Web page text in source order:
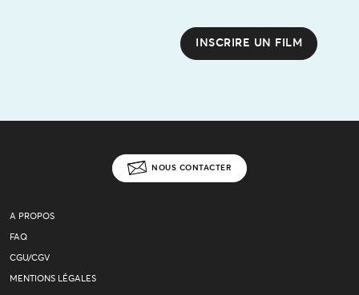
INSCRIRE UN FILM
NOUS CONTACTER
A PROPOS
FAQ
CGU/CGV
MENTIONS LÉGALES